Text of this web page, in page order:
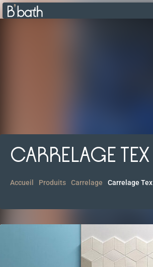
CARRELAGE TEX
Accueil Produits Carrelage Carrelage Tex